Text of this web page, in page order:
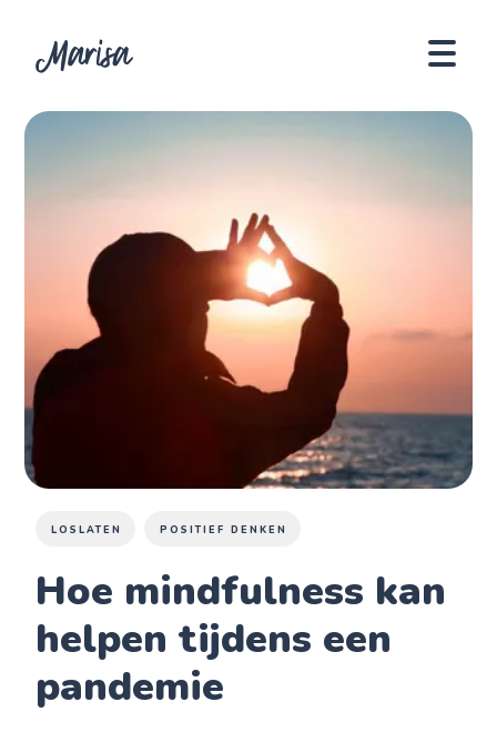
LOSLATEN POSITIEF DENKEN
Hoe mindfulness kan
helpen tijdens een
pandemie